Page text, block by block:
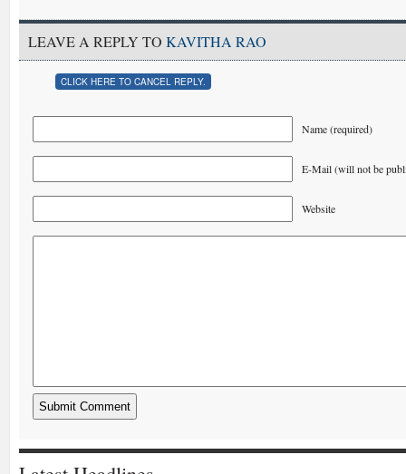
LEAVE A REPLY TO KAVITHA RAO
CLICK HERE TO CANCEL REPLY.
Name (required)
E-Mail (will not be
Website